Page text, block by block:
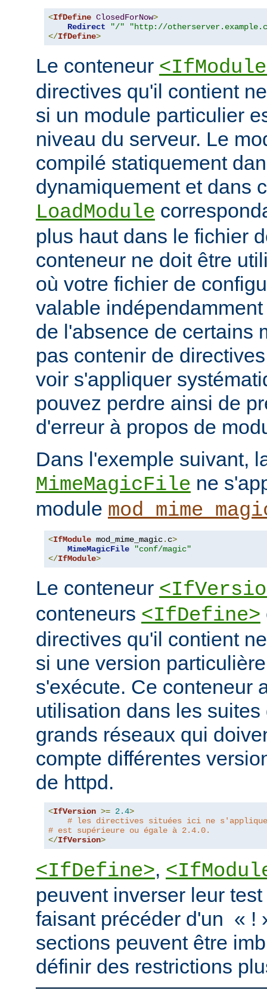
<IfDefine ClosedForNow>
Redirect
"/"
"http://
</IfDefine>
Le conteneur
directives qu'il contient
si un module particulier
niveau du serveur. Le
compilé statiquement
dynamiquement et dans
LoadModule
plus haut dans le fichier
conteneur ne doit être
où votre fichier de
valable
de l'absence de certains
pas contenir de
voir s'appliquer
pouvez perdre ainsi de
d'erreur à propos de
Dans l'exemple suivant,
MimeMagicFile ne
module
<IfModule mod_mime_magic. c>
MimeMagicFile
"conf/magic"
</IfModule>
Le conteneur
conteneurs <IfDefine>
directives qu'il contient
si une version
s'exécute. Ce conteneur
utilisation dans les
grands réseaux qui
compte différentes
de httpd.
<IfVersion >= 2.4>
# les directives situées ici ne
# est supérieure ou égale à 2.4.0.
</IfVersion>
<IfDefine>,
peuvent inverser leur
faisant précéder d'un « !
sections peuvent être
définir des restrictions